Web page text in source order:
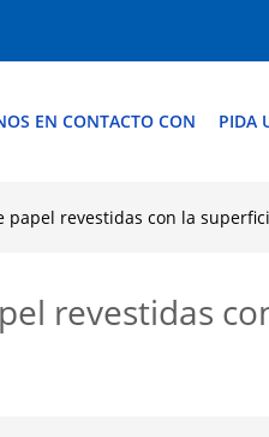
EN CONTACTO CON PIDA
papel revestidas con la
revestidas